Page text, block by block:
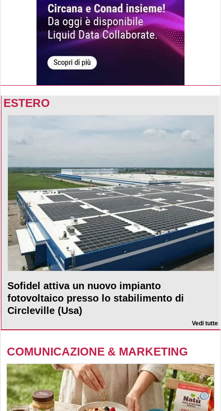
ESTERO
Sofidel attiva un nuovo impianto
fotovoltaico presso lo stabilimento di
Circleville (Usa)
Vedi tutte
COMUNICAZIONE & MARKETING